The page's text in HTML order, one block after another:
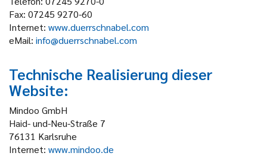
Fax: 07245 9270-60
Internet: www.duerrschnabel.com
eMail: info@duerrschnabel.com
Technische Realisierung dieser
Website:
Mindoo GmbH
Haid- und-Neu-Straße 7
76131 Karlsruhe
Internet: www.mindoo.de